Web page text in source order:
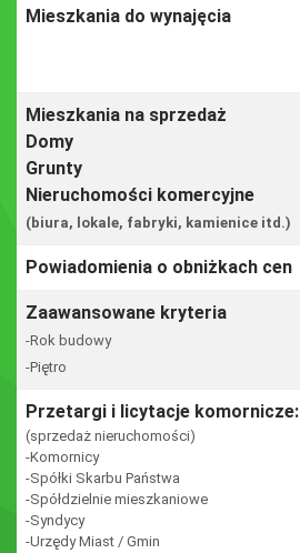
Mieszkania do wynajęcia
Mieszkania na sprzedaż
Domy
Grunty
Nieruchomości komercyjne
(biura, lokale, fabryki, kamienice itd.)
Powiadomienia o obniżkach cen
Zaawansowane kryteria
-Rok budowy
-Piętro
Przetargi i licytacje komornicze:
(sprzedaż nieruchomości)
-Komornicy
-Spółki Skarbu Państwa
-Spółdzielnie mieszkaniowe
-Syndycy
-Urzędy Miast / Gmin